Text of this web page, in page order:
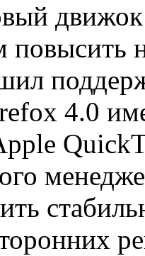
движок
повысить
4.0